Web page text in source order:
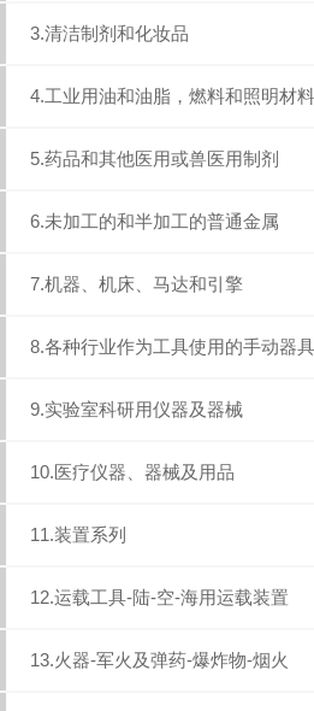
3.清洁制剂和化妆品
4.工业用油和油脂，燃料和照明材料
5.药品和其他医用或兽医用制剂
6.未加工的和半加工的普通金属
7.机器、机床、马达和引擎
8.各种行业作为工具使用的手动器具
9.实验室科研用仪器及器械
10.医疗仪器、器械及用品
11.装置系列
12.运载工具-陆-空-海用运载装置
13.火器-军火及弹药-爆炸物-烟火